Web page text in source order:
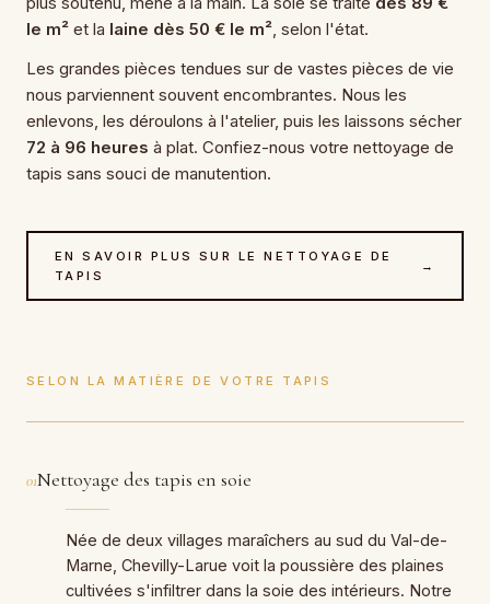
le m² et la laine dès 50 € le m² , selon l'état.
Les grandes pièces tendues sur de vastes pièces de vie
nous parviennent souvent encombrantes. Nous les
enlevons, les déroulons à l'atelier, puis les laissons sécher
72 à 96 heures à plat. Confiez-nous votre nettoyage de
tapis sans souci de manutention.
EN SAVOIR PLUS SUR LE NETTOYAGE DE
TAPIS
→
SELON LA MATIÈRE DE VOTRE TAPIS
01Nettoyage des tapis en soie
Née de deux villages maraîchers au sud du Val-de-
Marne, Chevilly-Larue voit la poussière des plaines
cultivées s'infiltrer dans la soie des intérieurs. Notre